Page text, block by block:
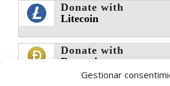
Gestionar
Donate with
Litecoin
Donate with
Dogecoin